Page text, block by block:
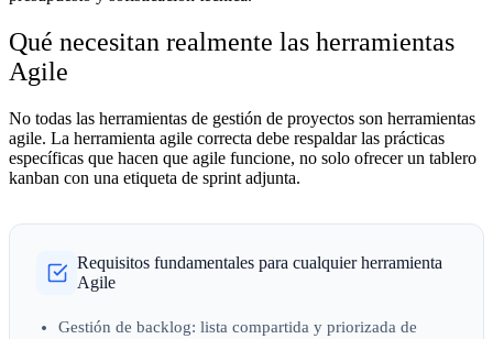
Qué necesitan realmente las herramientas
Agile
No todas las herramientas de gestión de proyectos son herramientas
agile. La herramienta agile correcta debe respaldar las prácticas
específicas que hacen que agile funcione, no solo ofrecer un tablero
kanban con una etiqueta de sprint adjunta.
Requisitos fundamentales para cualquier herramienta
Agile
Gestión de backlog: lista compartida y priorizada de